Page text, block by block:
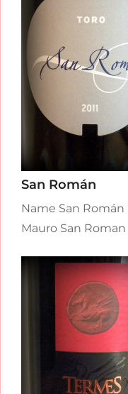
San Román
Name San
Mauro San Roman